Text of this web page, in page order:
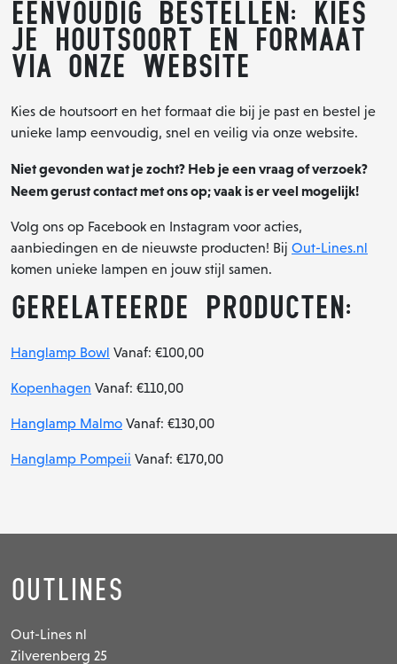
Eenvoudig Bestellen: Kies
je Houtsoort en Formaat
via Onze Website
Kies de houtsoort en het formaat die bij je past en bestel je
unieke lamp eenvoudig, snel en veilig via onze website.
Niet gevonden wat je zocht? Heb je een vraag of verzoek?
Neem gerust contact met ons op; vaak is er veel mogelijk!
Volg ons op Facebook en Instagram voor acties,
aanbiedingen en de nieuwste producten! Bij Out-Lines.nl
komen unieke lampen en jouw stijl samen.
Gerelateerde Producten:
Hanglamp Bowl Vanaf: €100,00
Kopenhagen Vanaf: €110,00
Hanglamp Malmo Vanaf: €130,00
Hanglamp Pompeii Vanaf: €170,00
Outlines
Out-Lines nl
Zilverenberg 25